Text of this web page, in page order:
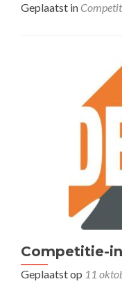
Geplaatst in
Competitie-
Geplaatst op 11